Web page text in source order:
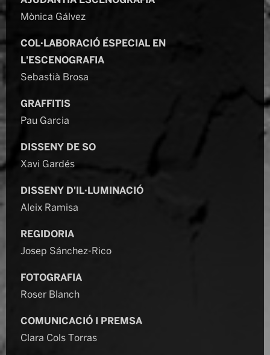
Mònica Gálvez
COL·LABORACIÓ ESPECIAL EN
L'ESCENOGRAFIA
Sebastià Brosa
GRAFFITIS
Pau Garcia
DISSENY DE SO
Xavi Gardés
DISSENY D'IL·LUMINACIÓ
Aleix Ramisa
REGIDORIA
Josep Sánchez-Rico
FOTOGRAFIA
Roser Blanch
COMUNICACIÓ I PREMSA
Clara Cols Torras